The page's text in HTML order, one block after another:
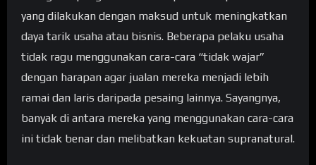
yang dilakukan dengan maksud untuk meningkatkan
daya tarik usaha atau bisnis. Beberapa pelaku usaha
tidak ragu menggunakan cara-cara “tidak wajar”
dengan harapan agar jualan mereka menjadi lebih
ramai dan laris daripada pesaing lainnya. Sayangnya,
banyak di antara mereka yang menggunakan cara-cara
ini tidak benar dan melibatkan kekuatan supranatural.